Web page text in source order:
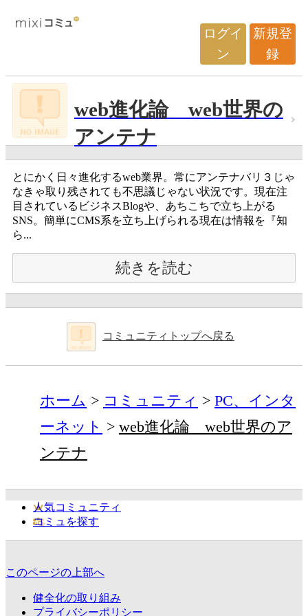
ログイ
ン
新規登
録
web進化論 web世界の
アンテナ
とにかく日々進化するweb業界。常にアンテナバリ３じゃ
なきゃ取り残されても不思議じゃない状況です。現在注
目されているビジネスBlogや、あちこちで立ち上がる
SNS。簡単にCMS系を立ち上げられる現在は情報を『知
ら...
続きを読む
コミュニティトップへ戻る
ホーム コミュニティ
PC、インタ
ーネット
web進化論 web世界のア
ンテナ
人気コミュニティ
コミュを探す
このページの上部へ
健全化の取り組み
プライバシーポリシー